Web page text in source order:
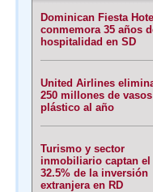
Dominican Fiesta Hotel
conmemora 35 años
hospitalidad en SD
United Airlines
250 millones de
plástico al año
Turismo y sector
inmobiliario captan el
32.5% de la inversión
extranjera en RD